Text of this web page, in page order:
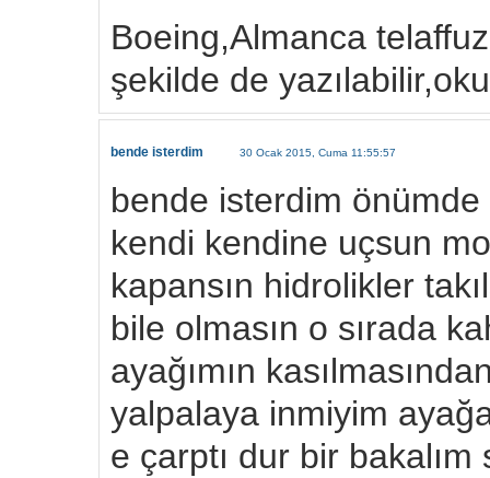
Boeing,Almanca
şekilde de
bende isterdim 30 Ocak 2015, Cuma 11:55:57
bende isterdim
kendi kendine uçsun
kapansın hidrolikler
bile olmasın o sırada
ayağımın
yalpalaya inmiyim
e çarptı dur bir